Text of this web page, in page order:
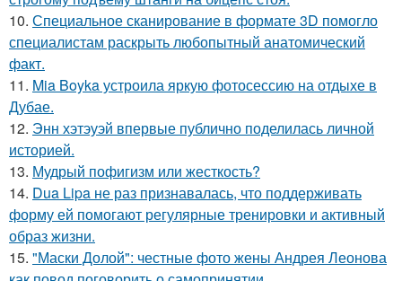
10. Специальное сканирование в формате 3D помогло
специалистам раскрыть любопытный анатомический
факт.
11. Mia Boyka устроила яркую фотосессию на отдыхе в
Дубае.
12. Энн хэтэуэй впервые публично поделилась личной
историей.
13. Мудрый пофигизм или жесткость?
14. Dua Lipa не раз признавалась, что поддерживать
форму ей помогают регулярные тренировки и активный
образ жизни.
15. "Маски Долой": честные фото жены Андрея Леонова